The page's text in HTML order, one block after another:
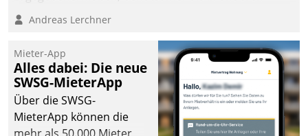
Branchen.
Andreas Lerchner
Mieter-App
Alles dabei: Die neue
SWSG-MieterApp
Über die SWSG-
MieterApp können die